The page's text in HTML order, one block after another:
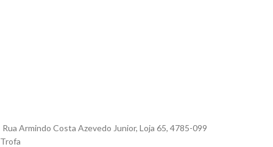
Rua Armindo Costa Azevedo Junior, Loja 65, 4785-099
Trofa